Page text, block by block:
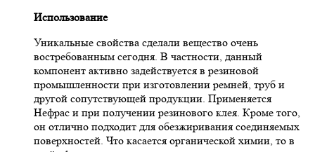
Использование
Уникальные свойства сделали вещество очень
востребованным сегодня. В частности, данный
компонент активно задействуется в резиновой
промышленности при изготовлении ремней, труб и
другой сопутствующей продукции. Применяется
Нефрас и при получении резинового клея. Кроме того,
он отлично подходит для обезжиривания соединяемых
поверхностей. Что касается органической химии, то в